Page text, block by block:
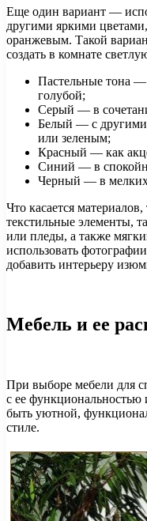
Еще один вариант —
другими яркими
оранжевым. Такой
создать в комнате
Пастельные тона
голубой;
Серый — в
Белый — с другими
или зеленым;
Красный — как
Синий — в
Черный — в мелких
Что касается
текстильные элементы,
или пледы, а также
использовать
добавить интерьеру
Мебель и ее
При выборе мебели для
с ее функциональностью
быть уютной,
стиле.